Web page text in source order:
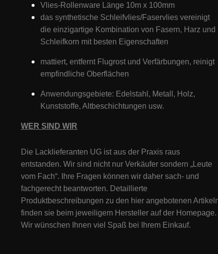
Vlies-Rollenware Länge 10m x 100mm
das synthetische Schleifvlies/Faservlies vereinigt
die einzigartige Kombination von Fasern, Harz und
Schleifkorn mit besten Eigenschaften
mattiert, entfernt Flugrost und Verfärbungen, reinigt
empfindliche Oberflächen
Anwendungsgebiete: Edelstahl, Metall, Holz,
Kunststoffe, Altbeschichtungen usw.
WER SIND WIR
Die Lacklieferanten UG ist aus der Praxis raus
entstanden. Wir sind nicht nur Verkäufer sondern „Leute
vom Fach“. Ihre Fragen können wir daher sach- und
fachgerecht beantworten. Detaillierte
Produktbeschreibungen zu den hier angebotenen
finden sie beim jeweiligem Hersteller auf der Homepage.
Wir wünschen Ihnen viel Spaß bei Ihrem Einkauf.